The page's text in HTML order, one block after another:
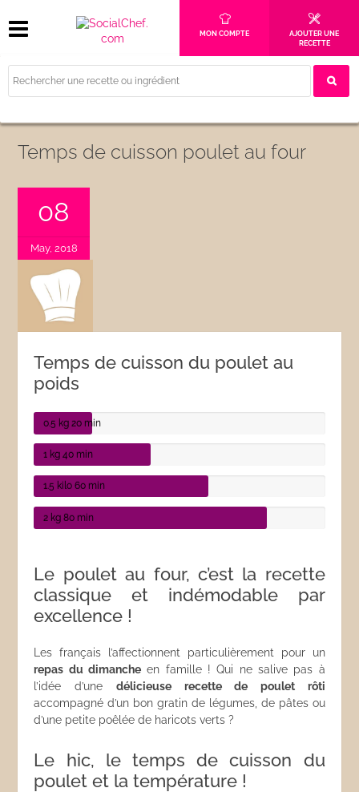
MON COMPTE
AJOUTER UNE
RECETTE
Temps de cuisson poulet au four
08
May, 2018
Temps de cuisson du poulet au
poids
0.5 kg20 min
1 kg40 min
1.5 kilo60 min
2 kg80 min
Le poulet au four, c’est la recette
classique et indémodable par
excellence !
Les français l’affectionnent particulièrement pour un
repas du dimanche en famille ! Qui ne salive pas à
l’idée d’une délicieuse recette de poulet rôti
accompagné d’un bon gratin de légumes, de pâtes ou
d’une petite poêlée de haricots verts ?
Le hic, le temps de cuisson du
poulet et la température !